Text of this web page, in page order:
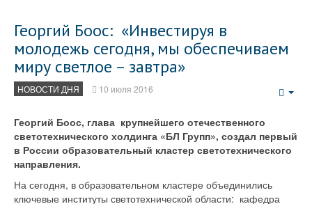
Георгий Боос: «Инвестируя в
молодежь сегодня, мы обеспечиваем
миру светлое – завтра»
НОВОСТИ ДНЯ 10 июля 2016
Георгий Боос, глава крупнейшего отечественного
светотехнического холдинга «БЛ Групп», создал первый
в России образовательный кластер светотехнического
направления.
На сегодня, в образовательном кластере объединились
ключевые институты светотехнической области: кафедра